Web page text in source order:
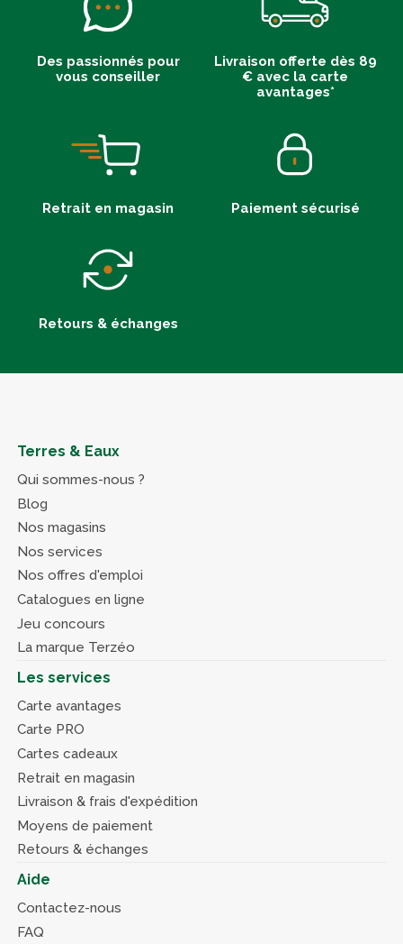
Des passionnés pour
vous conseiller
Livraison offerte dès 89
€ avec la carte
avantages*
Retrait en magasin Paiement sécurisé
Retours & échanges
Terres & Eaux
Qui sommes-nous ?
Blog
Nos magasins
Nos services
Nos offres d'emploi
Catalogues en ligne
Jeu concours
La marque Terzéo
Les services
Carte avantages
Carte PRO
Cartes cadeaux
Retrait en magasin
Livraison & frais d'expédition
Moyens de paiement
Retours & échanges
Aide
Contactez-nous
FAQ